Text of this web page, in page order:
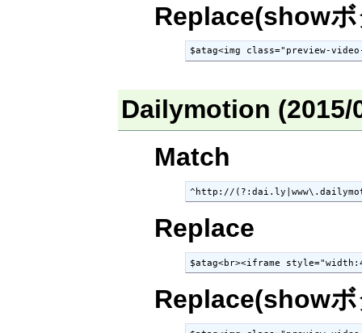
Replace(show
$atag<img class="preview-
Dailymotion (2015/
Match
^http://
Replace
$atag<br><iframe
Replace(show